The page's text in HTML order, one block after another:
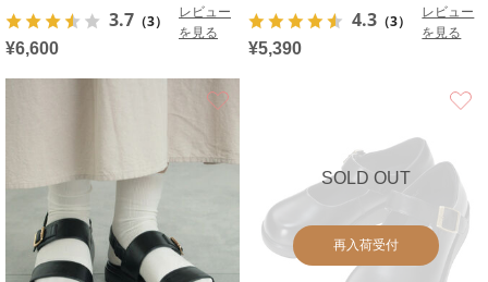
3.7 （3）
レビュー
を見る
¥6,600
4.3 （3）
レビュー
を見る
¥5,390
SOLD OUT
再入荷受付